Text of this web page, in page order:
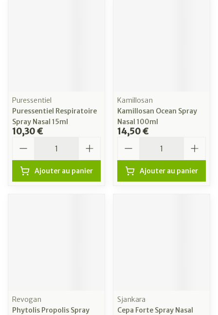
Puressentiel
Puressentiel Respiratoire
Spray Nasal 15ml
10,30 €
Ajouter au panier
Kamillosan
Kamillosan Ocean Spray
Nasal 100ml
14,50 €
Ajouter au panier
Revogan
Phytolis Propolis Spray
Sjankara
Cepa Forte Spray Nasal